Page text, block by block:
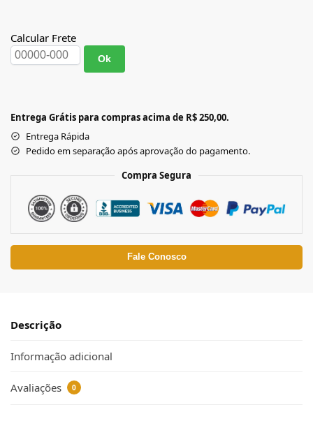
Calcular Frete
Ok
Entrega Grátis para compras acima de R$ 250,00.
Entrega Rápida
Pedido em separação após aprovação do pagamento.
Compra Segura
Fale Conosco
Descrição
Informação adicional
Avaliações 0